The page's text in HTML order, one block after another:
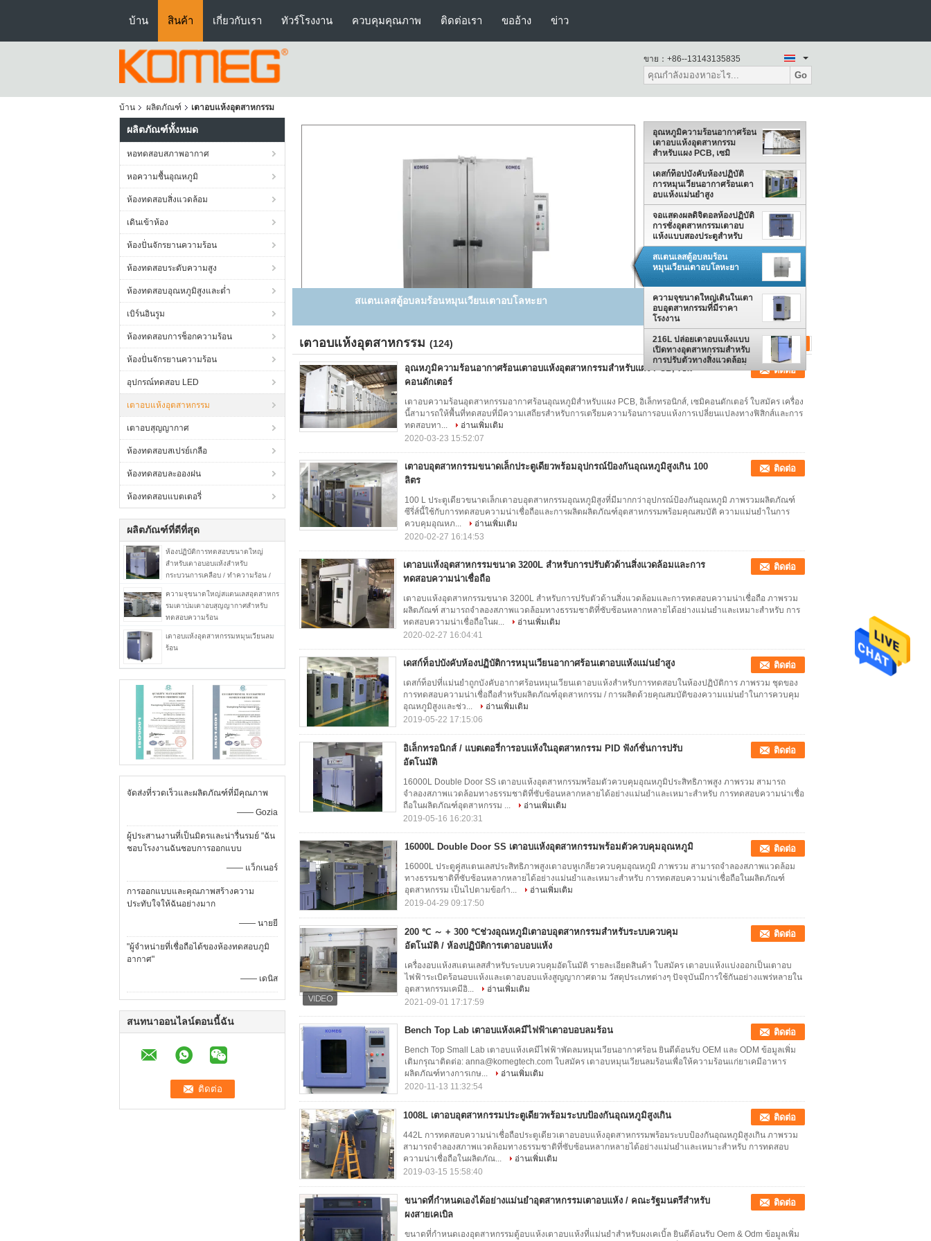
บ้าน สินค้า เกี่ยวกับเรา ทัวร์โรงงาน ควบคุมคุณภาพ ติดต่อเรา ขออ้าง ข่าว
ขาย： +86--13143135835
Go
บ้าน ผลิตภัณฑ์ เตาอบแห้งอุตสาหกรรม
ผลิตภัณฑ์ทั้งหมด
หอทดสอบสภาพอากาศ
หอความชื้นอุณหภูมิ
ห้องทดสอบสิ่งแวดล้อม
เดินเข้าห้อง
ห้องปั่นจักรยานความร้อน
ห้องทดสอบระดับความสูง
ห้องทดสอบอุณหภูมิสูงและต่ำ
เบิร์นอินรูม
ห้องทดสอบการช็อกความร้อน
ห้องปั่นจักรยานความร้อน
อุปกรณ์ทดสอบ LED
เตาอบแห้งอุตสาหกรรม
เตาอบสุญญากาศ
ห้องทดสอบสเปรย์เกลือ
ห้องทดสอบละอองฝน
ห้องทดสอบแบตเตอรี่
ผลิตภัณฑ์ที่ดีที่สุด
ห้องปฏิบัติการทดสอบขนาดใหญ่
สำหรับเตาอบอบแห้งสำหรับ
กระบวนการเคลือบ / ทำความร้อน /
ความจุขนาดใหญ่สแตนเลสอุตสาหกร
รมเตาบ่มเตาอบสุญญากาศสำหรับ
ทดสอบความร้อน
เตาอบแห้งอุตสาหกรรมหมุนเวียนลม
ร้อน
จัดส่งที่รวดเร็วและผลิตภัณฑ์ที่มีคุณภาพ
—— Gozia
ผู้ประสานงานที่เป็นมิตรและน่ารื่นรมย์ "ฉัน
ชอบโรงงานฉันชอบการออกแบบ
—— แว็กเนอร์
การออกแบบและคุณภาพสร้างความ
ประทับใจให้ฉันอย่างมาก
—— นายยี
"ผู้จำหน่ายที่เชื่อถือได้ของห้องทดสอบภูมิ
อากาศ"
—— เดนิส
สนทนาออนไลน์ตอนนี้ฉัน
ความจุขนาดใหญ่เดินในเตาอบอุตสาหกรรมที่มีราคาโรงงาน
อุณหภูมิความร้อนอากาศร้อน
เตาอบแห้งอุตสาหกรรม
สำหรับแผง PCB, เซมิ
คอนดักเตอร์
เดสก์ท็อปบังคับห้องปฏิบัติ
การหมุนเวียนอากาศร้อนเตา
อบแห้งแม่นยำสูง
จอแสดงผลดิจิตอลห้องปฏิบัติ
การชั่งอุตสาหกรรมเตาอบ
แห้งแบบสองประตูสำหรับ
ทดสอบเสถียรภาพ
สแตนเลสตู้อบลมร้อน
หมุนเวียนเตาอบโลหะยา
ความจุขนาดใหญ่เดินในเตา
อบอุตสาหกรรมที่มีราคา
โรงงาน
216L ปล่อยเตาอบแห้งแบบ
เปิดทางอุตสาหกรรมสำหรับ
การปรับตัวทางสิ่งแวดล้อม
และการทดสอบความน่าเชื่อ
เตาอบแห้งอุตสาหกรรม (124)
อุณหภูมิความร้อนอากาศร้อนเตาอบแห้งอุตสาหกรรมสำหรับแผง PCB, เซมิ
คอนดักเตอร์
ติดต่อ
เตาอบความร้อนอุตสาหกรรมอากาศร้อนอุณหภูมิสำหรับแผง PCB, อิเล็กทรอนิกส์, เซมิคอนดักเตอร์ ใบสมัคร เครื่อง
นี้สามารถให้พื้นที่ทดสอบที่มีความเสถียรสำหรับการเตรียมความร้อนการอบแห้งการเปลี่ยนแปลงทางฟิสิกส์และการ
ทดสอบทา...
อ่านเพิ่มเติม
2020-03-23 15:52:07
เตาอบอุตสาหกรรมขนาดเล็กประตูเดียวพร้อมอุปกรณ์ป้องกันอุณหภูมิสูงเกิน 100
ลิตร
ติดต่อ
100 L ประตูเดียวขนาดเล็กเตาอบอุตสาหกรรมอุณหภูมิสูงที่มีมากกว่าอุปกรณ์ป้องกันอุณหภูมิ ภาพรวมผลิตภัณฑ์
ซีรี่ส์นี้ใช้กับการทดสอบความน่าเชื่อถือและการผลิตผลิตภัณฑ์อุตสาหกรรมพร้อมคุณสมบัติ ความแม่นยำในการ
ควบคุมอุณหภ...
อ่านเพิ่มเติม
2020-02-27 16:14:53
เตาอบแห้งอุตสาหกรรมขนาด 3200L สำหรับการปรับตัวด้านสิ่งแวดล้อมและการ
ทดสอบความน่าเชื่อถือ
ติดต่อ
เตาอบแห้งอุตสาหกรรมขนาด 3200L สำหรับการปรับตัวด้านสิ่งแวดล้อมและการทดสอบความน่าเชื่อถือ ภาพรวม
ผลิตภัณฑ์ สามารถจำลองสภาพแวดล้อมทางธรรมชาติที่ซับซ้อนหลากหลายได้อย่างแม่นยำและเหมาะสำหรับ การ
ทดสอบความน่าเชื่อถือในผ...
อ่านเพิ่มเติม
2020-02-27 16:04:41
เดสก์ท็อปบังคับห้องปฏิบัติการหมุนเวียนอากาศร้อนเตาอบแห้งแม่นยำสูง ติดต่อ
เดสก์ท็อปที่แม่นยำถูกบังคับอากาศร้อนหมุนเวียนเตาอบแห้งสำหรับการทดสอบในห้องปฏิบัติการ ภาพรวม ชุดของ
การทดสอบความน่าเชื่อถือสำหรับผลิตภัณฑ์อุตสาหกรรม / การผลิตด้วยคุณสมบัติของความแม่นยำในการควบคุม
อุณหภูมิสูงและช่ว...
อ่านเพิ่มเติม
2019-05-22 17:15:06
อิเล็กทรอนิกส์ / แบตเตอรี่การอบแห้งในอุตสาหกรรม PID ฟังก์ชั่นการปรับ
อัตโนมัติ
ติดต่อ
16000L Double Door SS เตาอบแห้งอุตสาหกรรมพร้อมตัวควบคุมอุณหภูมิประสิทธิภาพสูง ภาพรวม สามารถ
จำลองสภาพแวดล้อมทางธรรมชาติที่ซับซ้อนหลากหลายได้อย่างแม่นยำและเหมาะสำหรับ การทดสอบความน่าเชื่อ
ถือในผลิตภัณฑ์อุตสาหกรรม ...
อ่านเพิ่มเติม
2019-05-16 16:20:31
16000L Double Door SS เตาอบแห้งอุตสาหกรรมพร้อมตัวควบคุมอุณหภูมิ ติดต่อ
16000L ประตูคู่สแตนเลสประสิทธิภาพสูงเตาอบหูเกลียวควบคุมอุณหภูมิ ภาพรวม สามารถจำลองสภาพแวดล้อม
ทางธรรมชาติที่ซับซ้อนหลากหลายได้อย่างแม่นยำและเหมาะสำหรับ การทดสอบความน่าเชื่อถือในผลิตภัณฑ์
อุตสาหกรรม เป็นไปตามข้อกำ...
อ่านเพิ่มเติม
2019-04-29 09:17:50
200 ℃ ～ + 300 ℃ช่วงอุณหภูมิเตาอบอุตสาหกรรมสำหรับระบบควบคุม
อัตโนมัติ / ห้องปฏิบัติการเตาอบอบแห้ง
ติดต่อ
เครื่องอบแห้งสแตนเลสสำหรับระบบควบคุมอัตโนมัติ รายละเอียดสินค้า ใบสมัคร เตาอบแห้งแบ่งออกเป็นเตาอบ
ไฟฟ้าระเบิดร้อนอบแห้งและเตาอบอบแห้งสูญญากาศตาม วัสดุประเภทต่างๆ ปัจจุบันมีการใช้กันอย่างแพร่หลายใน
อุตสาหกรรมเคมีอิ...
อ่านเพิ่มเติม
2021-09-01 17:17:59
Bench Top Lab เตาอบแห้งเคมีไฟฟ้าเตาอบอบลมร้อน ติดต่อ
Bench Top Small Lab เตาอบแห้งเคมีไฟฟ้าพัดลมหมุนเวียนอากาศร้อน ยินดีต้อนรับ OEM และ ODM ข้อมูลเพิ่ม
เติมกรุณาติดต่อ: anna@komegtech.com ใบสมัคร เตาอบหมุนเวียนลมร้อนเพื่อให้ความร้อนแก่ยาเคมีอาหาร
ผลิตภัณฑ์ทางการเกษ...
อ่านเพิ่มเติม
2020-11-13 11:32:54
1008L เตาอบอุตสาหกรรมประตูเดียวพร้อมระบบป้องกันอุณหภูมิสูงเกิน ติดต่อ
442L การทดสอบความน่าเชื่อถือประตูเดียวเตาอบอบแห้งอุตสาหกรรมพร้อมระบบป้องกันอุณหภูมิสูงเกิน ภาพรวม
สามารถจำลองสภาพแวดล้อมทางธรรมชาติที่ซับซ้อนหลากหลายได้อย่างแม่นยำและเหมาะสำหรับ การทดสอบ
ความน่าเชื่อถือในผลิตภัณ...
อ่านเพิ่มเติม
2019-03-15 15:58:40
ขนาดที่กำหนดเองได้อย่างแม่นยำอุตสาหกรรมเตาอบแห้ง / คณะรัฐมนตรีสำหรับ
ผงสายเคเบิล
ติดต่อ
ขนาดที่กำหนดเองอุตสาหกรรมตู้อบแห้งเตาอบแห้งที่แม่นยำสำหรับผงเคเบิ้ล ยินดีต้อนรับ Oem & Odm ข้อมูลเพิ่ม